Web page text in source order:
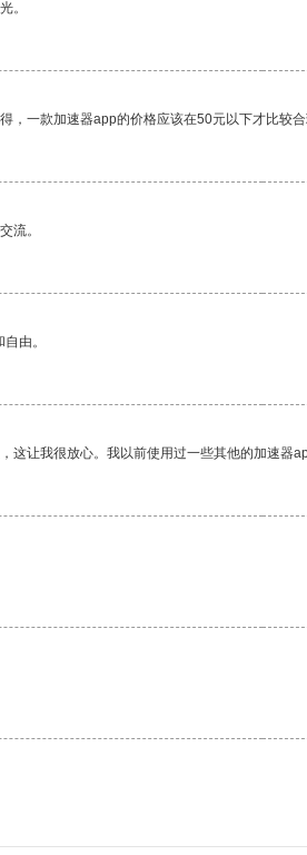
。
一款加速器app的价格应该在50元以下才比较合
流。
由。
让我很放心。我以前使用过一些其他的加速器